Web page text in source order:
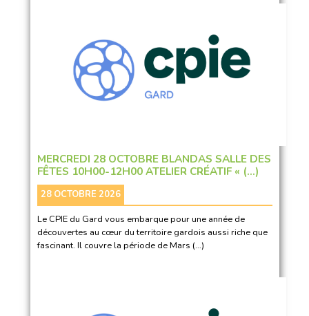
MERCREDI 28 OCTOBRE BLANDAS SALLE DES
FÊTES 10H00-12H00 ATELIER CRÉATIF « (…)
28 OCTOBRE 2026
Le CPIE du Gard vous embarque pour une année de
découvertes au cœur du territoire gardois aussi riche que
fascinant. Il couvre la période de Mars (…)